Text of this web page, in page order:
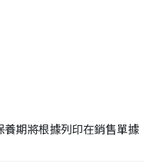
養期將根據列印在銷售單據